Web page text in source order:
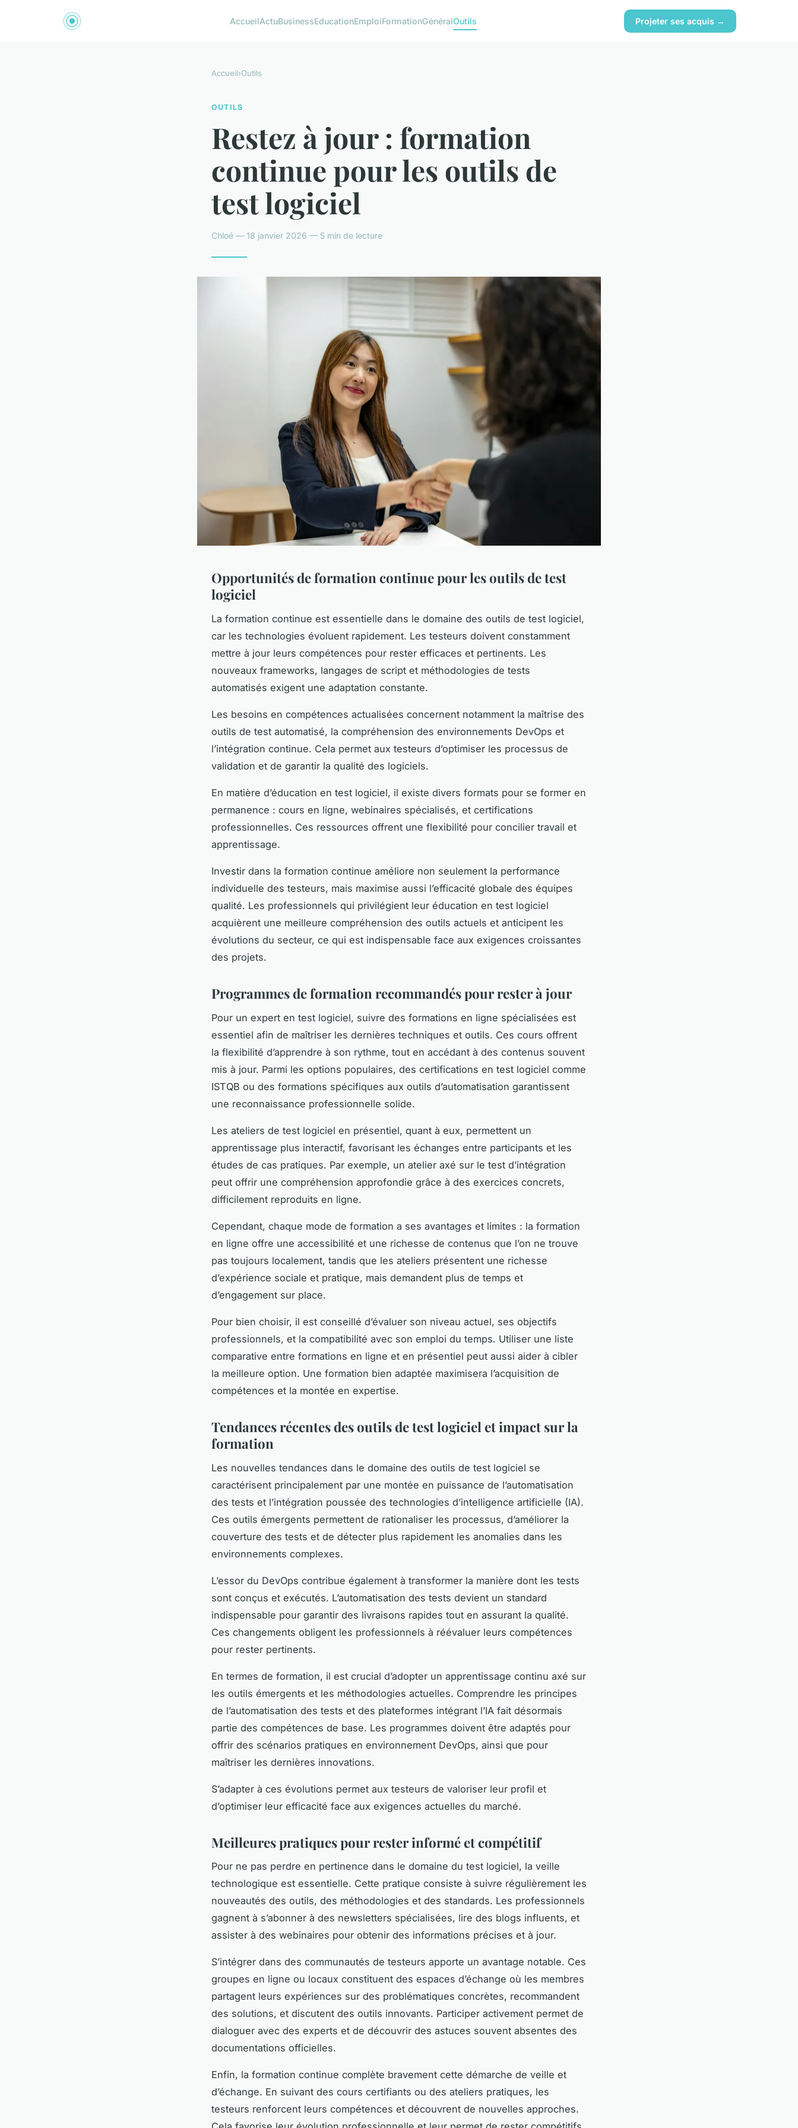
AccueilActuBusinessEducationEmploiFormationGénéralOutils Projeter ses acquis →
Accueil›Outils
OUTILS
Restez à jour : formation
continue pour les outils de
test logiciel
Chloé — 18 janvier 2026 — 5 min de lecture
Opportunités de formation continue pour les outils de test
logiciel
La formation continue est essentielle dans le domaine des outils de test logiciel,
car les technologies évoluent rapidement. Les testeurs doivent constamment
mettre à jour leurs compétences pour rester efficaces et pertinents. Les
nouveaux frameworks, langages de script et méthodologies de tests
automatisés exigent une adaptation constante.
Les besoins en compétences actualisées concernent notamment la maîtrise des
outils de test automatisé, la compréhension des environnements DevOps et
l’intégration continue. Cela permet aux testeurs d’optimiser les processus de
validation et de garantir la qualité des logiciels.
En matière d’éducation en test logiciel, il existe divers formats pour se former en
permanence : cours en ligne, webinaires spécialisés, et certifications
professionnelles. Ces ressources offrent une flexibilité pour concilier travail et
apprentissage.
Investir dans la formation continue améliore non seulement la performance
individuelle des testeurs, mais maximise aussi l’efficacité globale des équipes
qualité. Les professionnels qui privilégient leur éducation en test logiciel
acquièrent une meilleure compréhension des outils actuels et anticipent les
évolutions du secteur, ce qui est indispensable face aux exigences croissantes
des projets.
Programmes de formation recommandés pour rester à jour
Pour un expert en test logiciel, suivre des formations en ligne spécialisées est
essentiel afin de maîtriser les dernières techniques et outils. Ces cours offrent
la flexibilité d’apprendre à son rythme, tout en accédant à des contenus souvent
mis à jour. Parmi les options populaires, des certifications en test logiciel comme
ISTQB ou des formations spécifiques aux outils d’automatisation garantissent
une reconnaissance professionnelle solide.
Les ateliers de test logiciel en présentiel, quant à eux, permettent un
apprentissage plus interactif, favorisant les échanges entre participants et les
études de cas pratiques. Par exemple, un atelier axé sur le test d’intégration
peut offrir une compréhension approfondie grâce à des exercices concrets,
difficilement reproduits en ligne.
Cependant, chaque mode de formation a ses avantages et limites : la formation
en ligne offre une accessibilité et une richesse de contenus que l’on ne trouve
pas toujours localement, tandis que les ateliers présentent une richesse
d’expérience sociale et pratique, mais demandent plus de temps et
d’engagement sur place.
Pour bien choisir, il est conseillé d’évaluer son niveau actuel, ses objectifs
professionnels, et la compatibilité avec son emploi du temps. Utiliser une liste
comparative entre formations en ligne et en présentiel peut aussi aider à cibler
la meilleure option. Une formation bien adaptée maximisera l’acquisition de
compétences et la montée en expertise.
Tendances récentes des outils de test logiciel et impact sur la
formation
Les nouvelles tendances dans le domaine des outils de test logiciel se
caractérisent principalement par une montée en puissance de l’automatisation
des tests et l’intégration poussée des technologies d’intelligence artificielle (IA).
Ces outils émergents permettent de rationaliser les processus, d’améliorer la
couverture des tests et de détecter plus rapidement les anomalies dans les
environnements complexes.
L’essor du DevOps contribue également à transformer la manière dont les tests
sont conçus et exécutés. L’automatisation des tests devient un standard
indispensable pour garantir des livraisons rapides tout en assurant la qualité.
Ces changements obligent les professionnels à réévaluer leurs compétences
pour rester pertinents.
En termes de formation, il est crucial d’adopter un apprentissage continu axé sur
les outils émergents et les méthodologies actuelles. Comprendre les principes
de l’automatisation des tests et des plateformes intégrant l’IA fait désormais
partie des compétences de base. Les programmes doivent être adaptés pour
offrir des scénarios pratiques en environnement DevOps, ainsi que pour
maîtriser les dernières innovations.
S’adapter à ces évolutions permet aux testeurs de valoriser leur profil et
d’optimiser leur efficacité face aux exigences actuelles du marché.
Meilleures pratiques pour rester informé et compétitif
Pour ne pas perdre en pertinence dans le domaine du test logiciel, la veille
technologique est essentielle. Cette pratique consiste à suivre régulièrement les
nouveautés des outils, des méthodologies et des standards. Les professionnels
gagnent à s’abonner à des newsletters spécialisées, lire des blogs influents, et
assister à des webinaires pour obtenir des informations précises et à jour.
S’intégrer dans des communautés de testeurs apporte un avantage notable. Ces
groupes en ligne ou locaux constituent des espaces d’échange où les membres
partagent leurs expériences sur des problématiques concrètes, recommandent
des solutions, et discutent des outils innovants. Participer activement permet de
dialoguer avec des experts et de découvrir des astuces souvent absentes des
documentations officielles.
Enfin, la formation continue complète bravement cette démarche de veille et
d’échange. En suivant des cours certifiants ou des ateliers pratiques, les
testeurs renforcent leurs compétences et découvrent de nouvelles approches.